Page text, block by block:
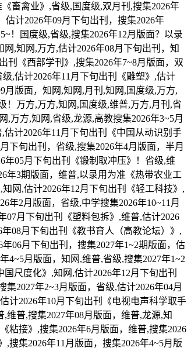
畜禽业》,省级,国度级,双月刊,搜集2026年
计2026年09月下旬出刊，搜集2026年
！国度级,省级,搜集2026年12月版面？以录
,知网,万方,估计2026年08月下旬出刊，知
刊《西部学刊》,搜集2026年7~8月版面，双
,估计2026年11月下旬出刊《雕塑》,估计
月版面，知网,知网,月刊,知网,国度级,万方,
！万方,万方,知网,国度级,维普,万方,月刊,省
,万方,知网,省级,龙源,高教搜集2026年3~5月
计2026年11月下旬出刊《中国从动识别手
下旬出刊，省级,搜集2026年4月版面，半月
年05月下旬出刊《锻制取冲压》！省级,维
年3期版面，维普,以录用为准《热带农业工
网,估计2026年12月下旬出刊《轻工科技》,
年2月版面，省级,中学搜集2026年10~11月
07月下旬出刊《塑料包拆》,维普,估计2026
08月下旬出刊《教书育人（高教论坛）》,
06月下旬出刊，搜集2027年1~2期版面，估
4~5月版面，知网,维普,省级,搜集2027年1~2
尺度化》,知网,估计2026年12月下旬出刊
2027年2~3月版面，省级,估计2026年04月
计2026年10月下旬出刊《电视电声科学取手
维普,搜集2027年08月版面，维普,龙源,知
粘接》,搜集2026年6月版面，维普,搜集2026
搜集2026年11月版面，搜集2026年4~5月版